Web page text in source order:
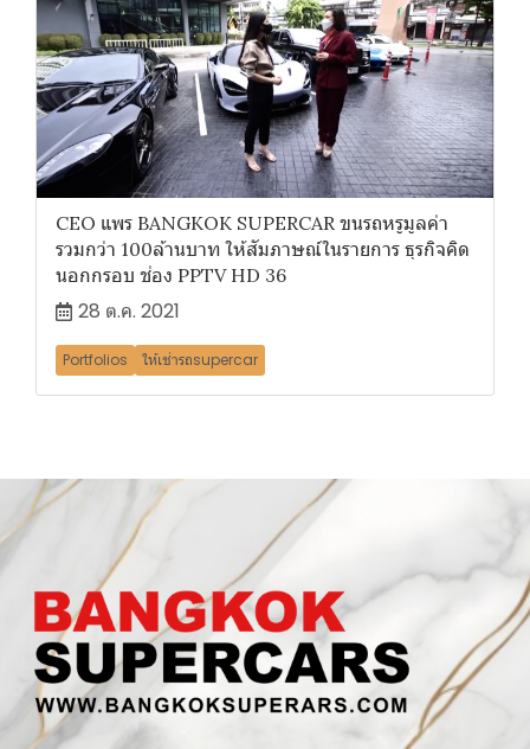
CEO แพร BANGKOK SUPERCAR ขนรถหรูมูลค่า
รวมกว่า 100ล้านบาท ให้สัมภาษณ์ในรายการ ธุรกิจคิด
นอกกรอบ ช่อง PPTV HD 36
28 ต.ค. 2021
Portfolios ให้เช่ารถsupercar